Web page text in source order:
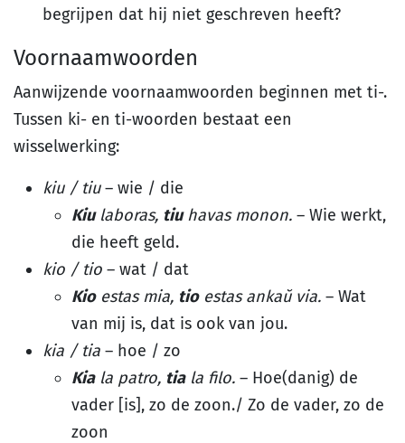
begrijpen dat hij niet geschreven heeft?
Voornaamwoorden
Aanwijzende voornaamwoorden beginnen met ti-.
Tussen ki- en ti-woorden bestaat een
wisselwerking:
kiu / tiu– wie / die
Kiulaboras, tiuhavas monon. – Wie werkt,
die heeft geld.
kio / tio – wat / dat
Kioestas mia, tioestas ankaŭ via. – Wat
van mij is, dat is ook van jou.
kia / tia – hoe / zo
Kiala patro, tiala filo. – Hoe(danig) de
vader [is], zo de zoon./ Zo de vader, zo de
zoon